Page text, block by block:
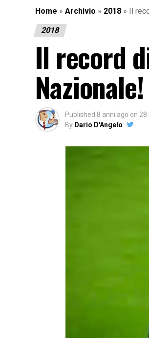
Home » Archivio » 2018 » Il
2018
Il record
Nazionale!
Published 8 anni ago on 28
By Dario D'Angelo